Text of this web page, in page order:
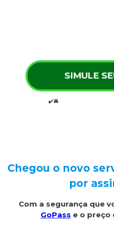
SIMULE
✔️🚘
Chegou o novo
por
Com a segurança que
GoPass e o preço